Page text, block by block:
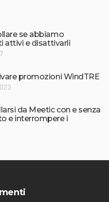
se abbiamo
attivi e disattivarli
promozioni WindTRE
da Meetic con e senza
e interrompere i